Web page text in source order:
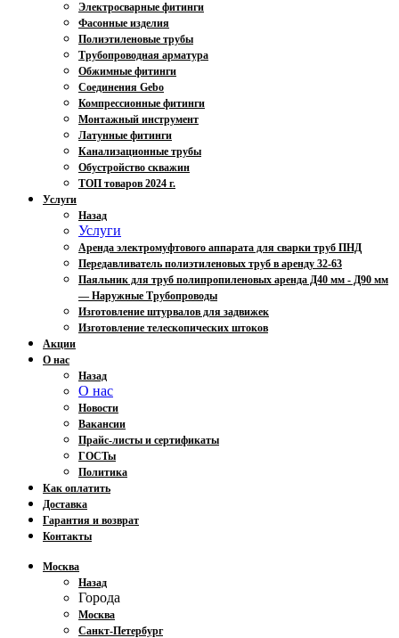
Электросварные фитинги
Фасонные изделия
Полиэтиленовые трубы
Трубопроводная арматура
Обжимные фитинги
Соединения Gebo
Компрессионные фитинги
Монтажный инструмент
Латунные фитинги
Канализационные трубы
Обустройство скважин
ТОП товаров 2024 г.
Услуги
Назад
Услуги
Аренда электромуфтового аппарата для сварки труб ПНД
Передавливатель полиэтиленовых труб в аренду 32-63
Паяльник для труб полипропиленовых аренда Д40 мм - Д90 мм
— Наружные Трубопроводы
Изготовление штурвалов для задвижек
Изготовление телескопических штоков
Акции
О нас
Назад
О нас
Новости
Вакансии
Прайс-листы и сертификаты
ГОСТы
Политика
Как оплатить
Доставка
Гарантия и возврат
Контакты
Москва
Назад
Города
Москва
Санкт-Петербург